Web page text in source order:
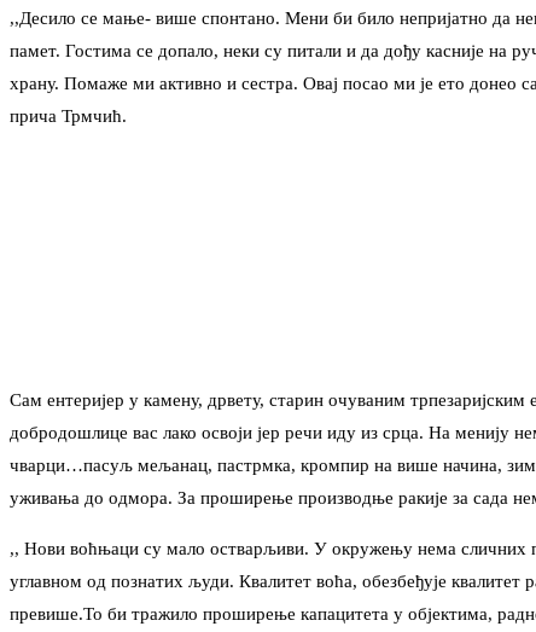
,,Десило се мање- више спонтано. Мени би било непријатно да
памет. Гостима се допало, неки су питали и да дођу касније на
храну. Помаже ми активно и сестра. Овај посао ми је ето донео
прича Трмчић.
Сам ентеријер у камену, дрвету, старин очуваним
добродошлице вас лако освоји јер речи иду из срца. На менију
чварци…пасуљ мељанац, пастрмка, кромпир на више начина,
уживања до одмора. За проширење производње ракије за сада
,, Нови воћњаци су мало остварљиви. У окружењу нема сличних
углавном од познатих људи. Квалитет воћа, обезбеђује
превише.То би тражило проширење капацитета у објектима,